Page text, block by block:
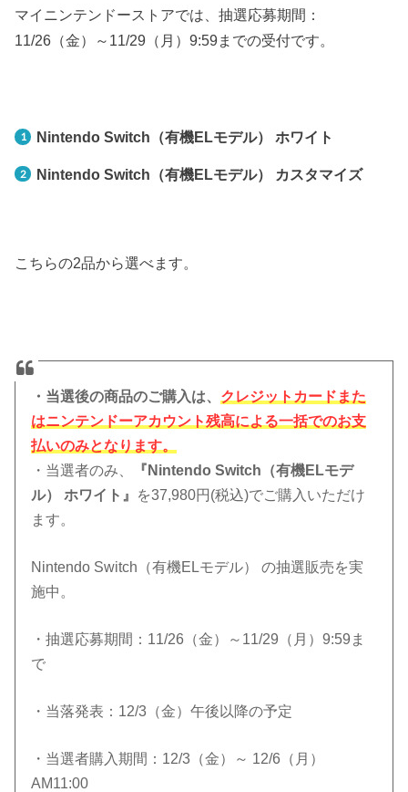
マイニンテンドーストアでは、抽選応募期間：
11/26（金）～11/29（月）9:59までの受付です。
Nintendo Switch（有機ELモデル） ホワイト
Nintendo Switch（有機ELモデル） カスタマイズ
こちらの2品から選べます。
・当選後の商品のご購入は、 クレジットカードまた
はニンテンドーアカウント残高による一括でのお支
払いのみとなります。
・当選者のみ、
『Nintendo Switch（有機ELモデ
ル） ホワイト』
を37,980円(税込)でご購入いただけ
ます。
Nintendo Switch（有機ELモデル） の抽選販売を実
施中。
・抽選応募期間：11/26（金）～11/29（月）9:59ま
で
・当落発表：12/3（金）午後以降の予定
・当選者購入期間：12/3（金）～ 12/6（月）
AM11:00